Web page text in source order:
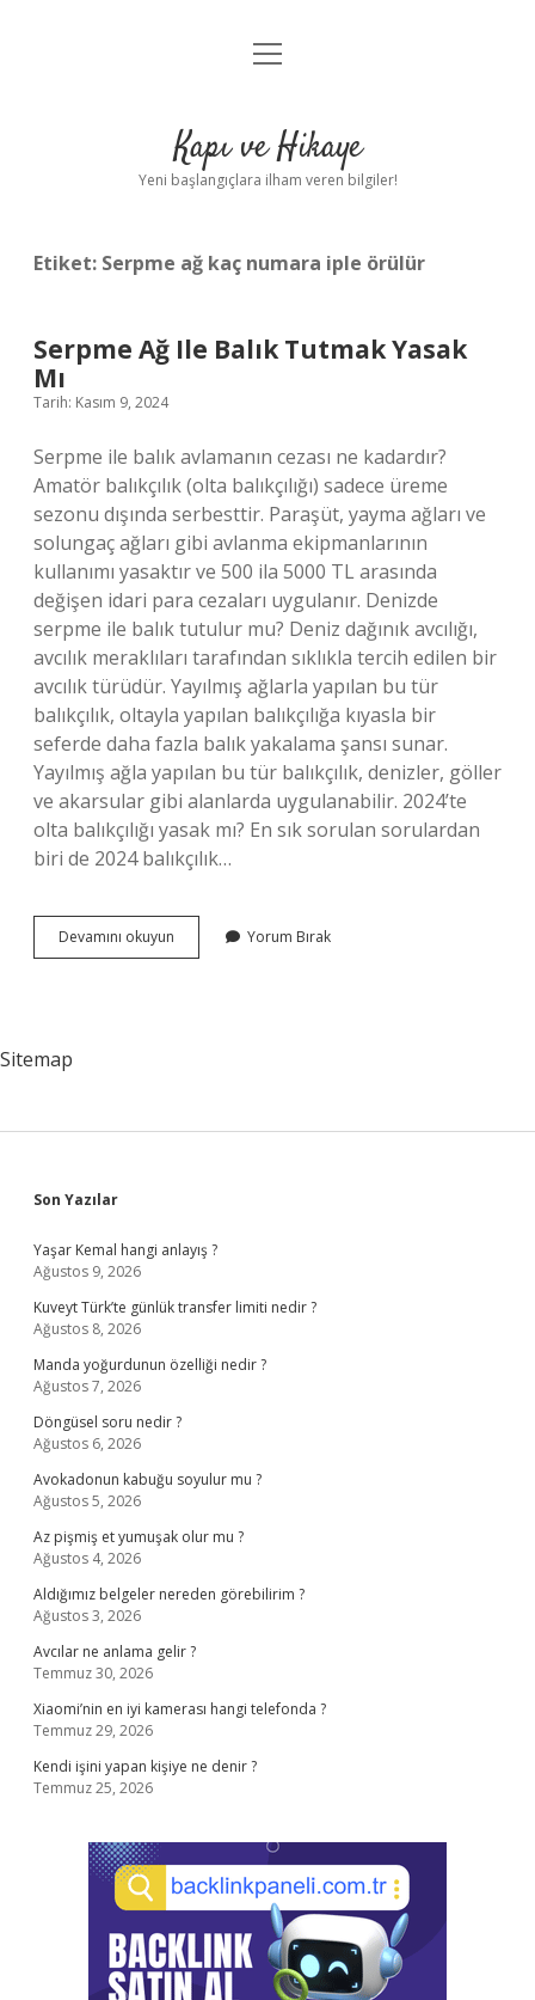
Anasayfa
Yasal Uyarı
menüyü
Kapı ve Hikaye
Yeni başlangıçlara ilham veren bilgiler!
Etiket: Serpme ağ kaç numara iple örülür
Serpme Ağ Ile Balık Tutmak Yasak
Mı
Tarih: Kasım 9, 2024
Serpme ile balık avlamanın cezası ne kadardır?
Amatör balıkçılık (olta balıkçılığı) sadece üreme
sezonu dışında serbesttir. Paraşüt, yayma ağları ve
solungaç ağları gibi avlanma ekipmanlarının
kullanımı yasaktır ve 500 ila 5000 TL arasında
değişen idari para cezaları uygulanır. Denizde
serpme ile balık tutulur mu? Deniz dağınık avcılığı,
avcılık meraklıları tarafından sıklıkla tercih edilen bir
avcılık türüdür. Yayılmış ağlarla yapılan bu tür
balıkçılık, oltayla yapılan balıkçılığa kıyasla bir
seferde daha fazla balık yakalama şansı sunar.
Yayılmış ağla yapılan bu tür balıkçılık, denizler, göller
ve akarsular gibi alanlarda uygulanabilir. 2024’te
olta balıkçılığı yasak mı? En sık sorulan sorulardan
biri de 2024 balıkçılık…
Devamını okuyun
Ağ
Yorum Bırak
Sitemap
Sidebar
Son Yazılar
Yaşar Kemal hangi anlayış ?
Ağustos 9, 2026
Kuveyt Türk’te günlük transfer limiti nedir ?
Ağustos 8, 2026
Manda yoğurdunun özelliği nedir ?
Ağustos 7, 2026
Döngüsel soru nedir ?
Ağustos 6, 2026
Avokadonun kabuğu soyulur mu ?
Ağustos 5, 2026
Az pişmiş et yumuşak olur mu ?
Ağustos 4, 2026
Aldığımız belgeler nereden görebilirim ?
Ağustos 3, 2026
Avcılar ne anlama gelir ?
Temmuz 30, 2026
Xiaomi’nin en iyi kamerası hangi telefonda ?
Temmuz 29, 2026
Kendi işini yapan kişiye ne denir ?
Temmuz 25, 2026